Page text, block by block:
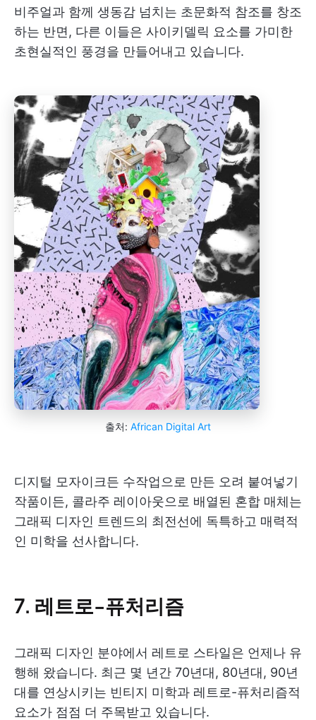
비주얼과 함께 생동감 넘치는 초문화적 참조를 창조
하는 반면, 다른 이들은 사이키델릭 요소를 가미한
초현실적인 풍경을 만들어내고 있습니다.
출처: African Digital Art
디지털 모자이크든 수작업으로 만든 오려 붙여넣기
작품이든, 콜라주 레이아웃으로 배열된 혼합 매체는
그래픽 디자인 트렌드의 최전선에 독특하고 매력적
인 미학을 선사합니다.
7. 레트로-퓨처리즘
그래픽 디자인 분야에서 레트로 스타일은 언제나 유
행해 왔습니다. 최근 몇 년간 70년대, 80년대, 90년
대를 연상시키는 빈티지 미학과 레트로-퓨처리즘적
요소가 점점 더 주목받고 있습니다.